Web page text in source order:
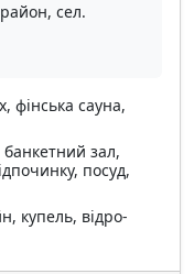
сел.
фінська сауна,
банкетний зал,
посуд,
купель, відро-